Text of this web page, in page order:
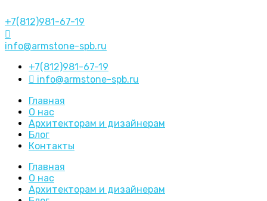
+7(812)981-67-19
info@armstone-spb.ru
+7(812)981-67-19
info@armstone-spb.ru
Главная
О нас
Архитекторам и дизайнерам
Блог
Контакты
Главная
О нас
Архитекторам и дизайнерам